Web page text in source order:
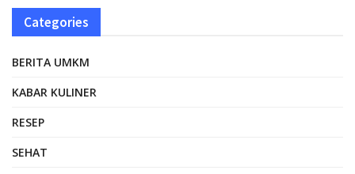
Categories
BERITA UMKM
KABAR KULINER
RESEP
SEHAT